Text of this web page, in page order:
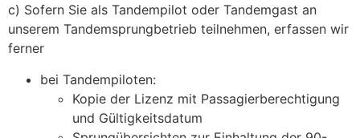
c) Sofern Sie als Tandempilot oder Tandemgast an
unserem Tandemsprungbetrieb teilnehmen, erfassen wir
ferner
bei Tandempiloten:
Kopie der Lizenz mit Passagierberechtigung
und Gültigkeitsdatum